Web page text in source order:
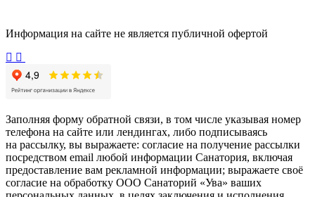
Информация на сайте не является публичной офертой
Заполняя форму обратной связи, в том числе указывая номер
телефона на сайте или лендингах, либо подписываясь
на рассылку, вы выражаете: согласие на получение рассылки
посредством email любой информации Санатория, включая
предоставление вам рекламной информации; выражаете своё
согласие на обработку ООО Санаторий «Ува» ваших